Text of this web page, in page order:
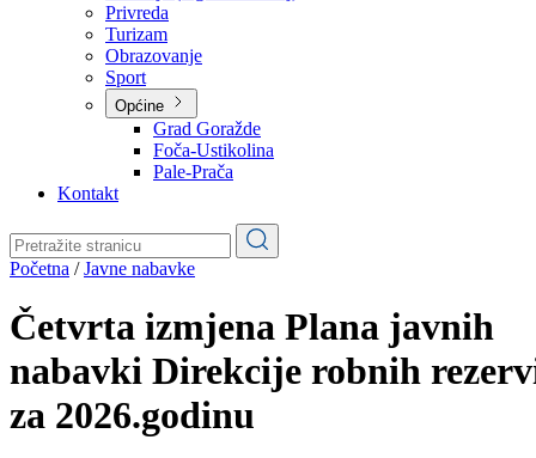
O kantonu
Simboli kantona (Grb, zastava)
Historija (digitalni muzej)
Privreda
Turizam
Obrazovanje
Općine
Pale-Prača
Kontakt
Početna/Javne nabavke
Četvrta izmjena Plana javnih
nabavki Direkcije robnih